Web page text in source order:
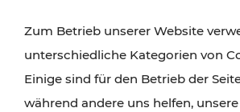
Wanderungen, Kultur und
Radtouren oder purer Naturgenuss
Attraktionen sind mit den Ticket-
Angeboten des VOR gut und
Zum Betrieb unserer Website
unterschiedliche Kategorien von
Einige sind für den Betrieb der
während andere uns helfen, unsere